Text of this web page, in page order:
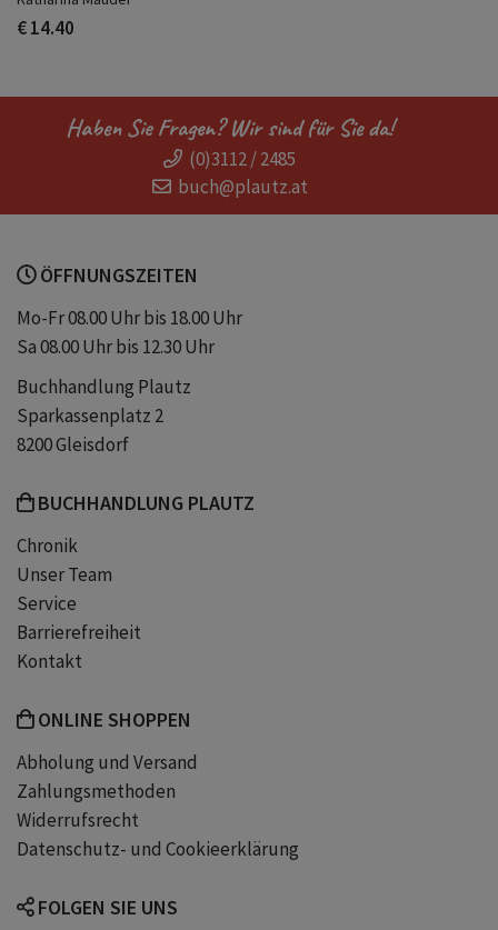
€ 14.40
Haben Sie Fragen? Wir sind für Sie da!
(0)3112 / 2485
buch@plautz.at
ÖFFNUNGSZEITEN
Mo-Fr 08.00 Uhr bis 18.00 Uhr
Sa 08.00 Uhr bis 12.30 Uhr
Buchhandlung Plautz
Sparkassenplatz 2
8200 Gleisdorf
BUCHHANDLUNG PLAUTZ
Chronik
Unser Team
Service
Barrierefreiheit
Kontakt
ONLINE SHOPPEN
Abholung und Versand
Zahlungsmethoden
Widerrufsrecht
Datenschutz- und Cookieerklärung
FOLGEN SIE UNS